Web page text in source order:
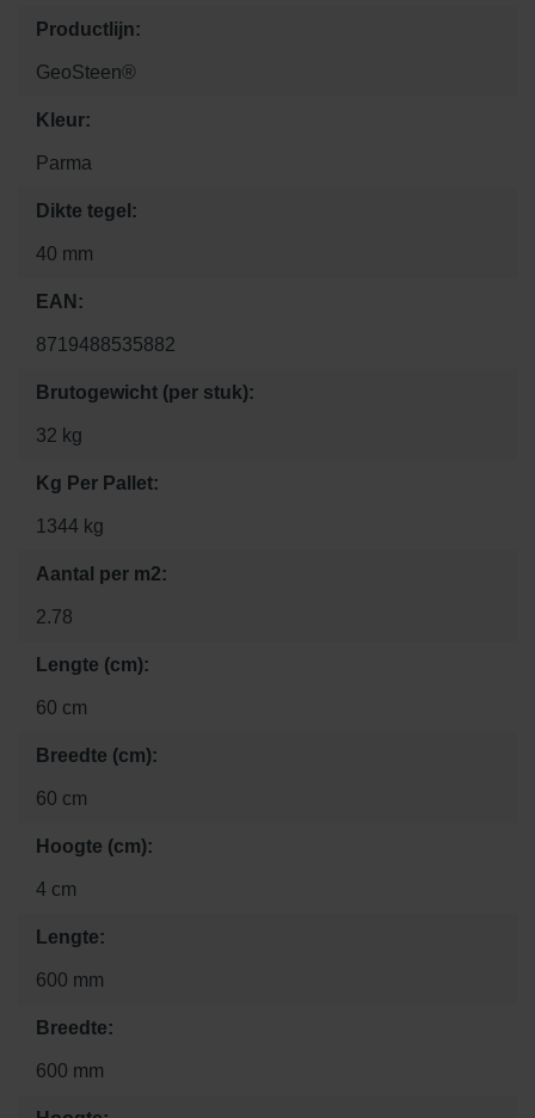
Productlijn:
GeoSteen®
Kleur:
Parma
Dikte tegel:
40 mm
EAN:
8719488535882
Brutogewicht (per stuk):
32 kg
Kg Per Pallet:
1344 kg
Aantal per m2:
2.78
Lengte (cm):
60 cm
Breedte (cm):
60 cm
Hoogte (cm):
4 cm
Lengte:
600 mm
Breedte:
600 mm